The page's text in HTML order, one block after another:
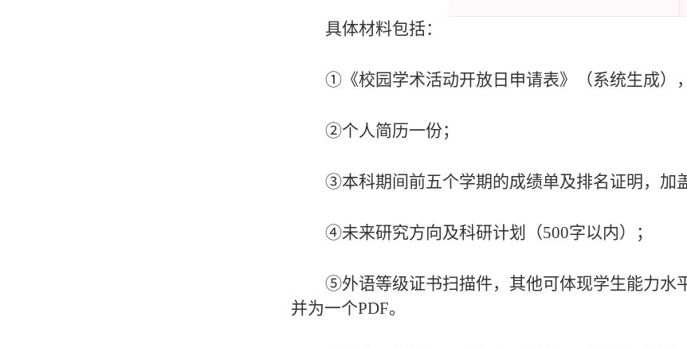
具体材料包括：
①《校园学术活动开放日申请表》 （系统生成） ，
②个人简历一份；
③本科期间前五个学期的成绩单及排名证明 ， 加
④未来研究方向及科研计划（500字以内）；
⑤外语等级证书扫描件， 其他可体现学生能力水
并为一个PDF。